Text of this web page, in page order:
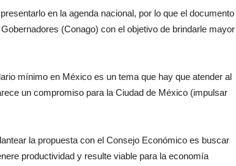
en la agenda nacional, por lo que el documento
(Conago) con el objetivo de brindarle mayor
mínimo en México es un tema que hay que atender al
un compromiso para la Ciudad de México (impulsar
la propuesta con el Consejo Económico es buscar
productividad y resulte viable para la economía